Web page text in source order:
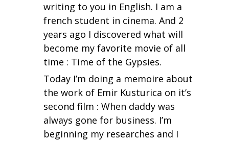
writing to you in English. I am a
french student in cinema. And 2
years ago I discovered what will
become my favorite movie of all
time : Time of the Gypsies.
Today I’m doing a memoire about
the work of Emir Kusturica on it’s
second film : When daddy was
always gone for business. I’m
beginning my researches and I